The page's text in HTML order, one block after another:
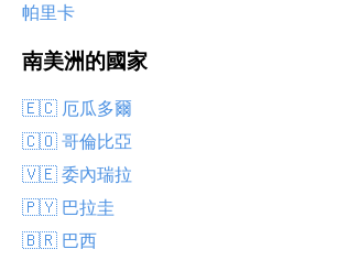
帕里卡
南美洲的國家
🇪🇨 厄瓜多爾
🇨🇴 哥倫比亞
🇻🇪 委內瑞拉
🇵🇾 巴拉圭
🇧🇷 巴西